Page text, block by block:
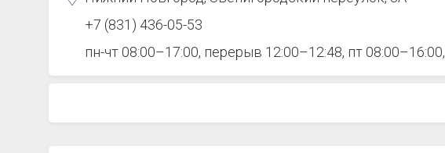
+7 (831) 436-05-53
пн-чт 08:00–17:00, перерыв 12:00–12:48, пт